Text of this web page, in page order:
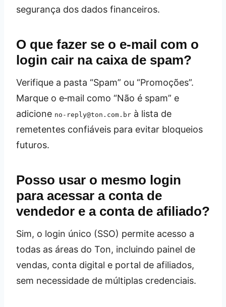
segurança dos dados financeiros.
O que fazer se o e‑mail com o
login cair na caixa de spam?
Verifique a pasta “Spam” ou “Promoções”.
Marque o e‑mail como “Não é spam” e
adicione no-reply@ton.com.br à lista de
remetentes confiáveis para evitar bloqueios
futuros.
Posso usar o mesmo login
para acessar a conta de
vendedor e a conta de afiliado?
Sim, o login único (SSO) permite acesso a
todas as áreas do Ton, incluindo painel de
vendas, conta digital e portal de afiliados,
sem necessidade de múltiplas credenciais.